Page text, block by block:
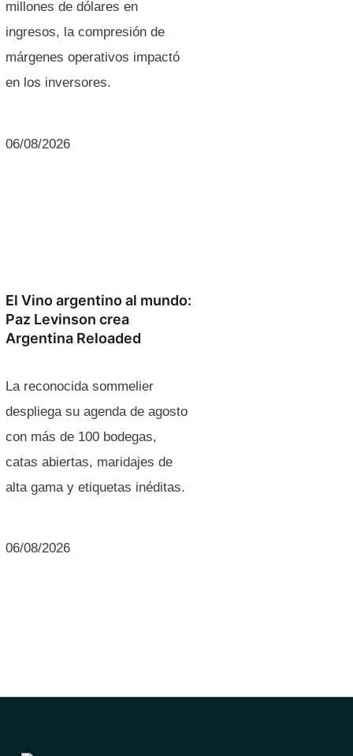
millones de dólares en
ingresos, la compresión de
márgenes operativos impactó
en los inversores.
06/08/2026
El Vino argentino al mundo:
Paz Levinson crea
Argentina Reloaded
La reconocida sommelier
despliega su agenda de agosto
con más de 100 bodegas,
catas abiertas, maridajes de
alta gama y etiquetas inéditas.
06/08/2026